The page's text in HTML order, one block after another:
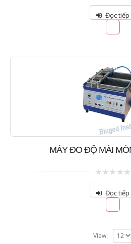
0
of
Đọc tiếp
MÁY ĐO ĐỘ MÀI
0
of
Đọc tiếp
View: